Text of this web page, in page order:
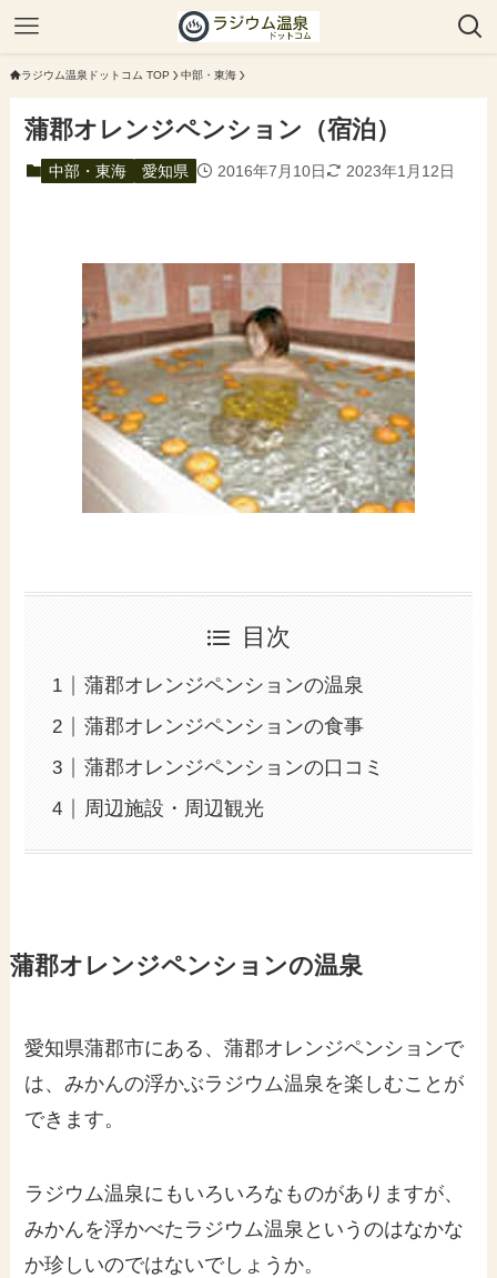
ラジウム温泉ドットコム TOP 中部・東海
蒲郡オレンジペンション（宿泊）
中部・東海 愛知県 2016年7月10日 2023年1月12日
目次
蒲郡オレンジペンションの温泉
蒲郡オレンジペンションの食事
蒲郡オレンジペンションの口コミ
周辺施設・周辺観光
蒲郡オレンジペンションの温泉
愛知県蒲郡市にある、蒲郡オレンジペンションで
は、みかんの浮かぶラジウム温泉を楽しむことが
できます。
ラジウム温泉にもいろいろなものがありますが、
みかんを浮かべたラジウム温泉というのはなかな
か珍しいのではないでしょうか。